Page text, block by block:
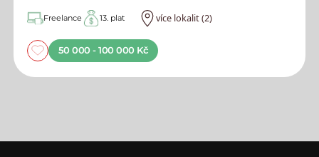
Freelance 13. plat více lokalit (2)
50 000 - 100 000 Kč